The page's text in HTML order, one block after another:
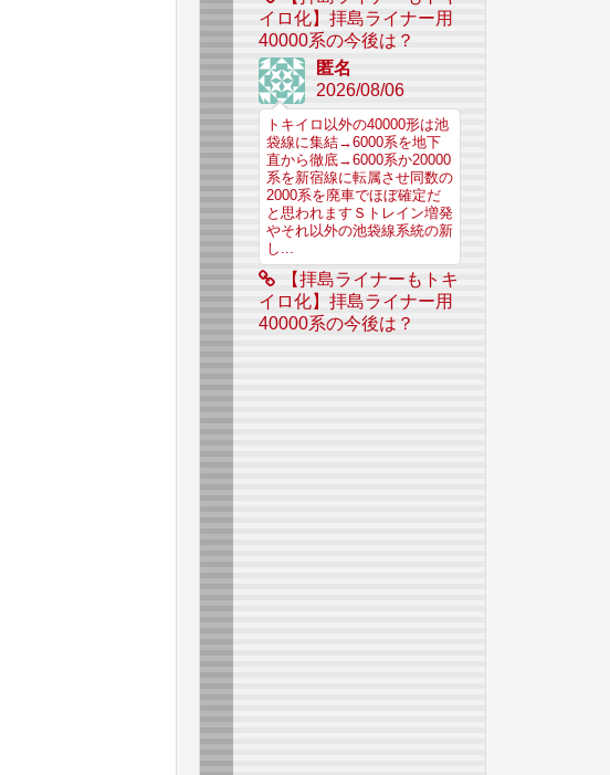
イロ化】拝島ライナー用
40000系の今後は？
匿名
2026/08/06
トキイロ以外の40000形は池
袋線に集結→6000系を地下
直から徹底→6000系か20000
系を新宿線に転属させ同数の
2000系を廃車でほぼ確定だ
と思われますＳトレイン増発
やそれ以外の池袋線系統の新
し...
【拝島ライナーもトキ
イロ化】拝島ライナー用
40000系の今後は？